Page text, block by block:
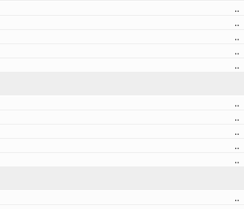
..
..
..
..
..
..
..
..
..
..
..